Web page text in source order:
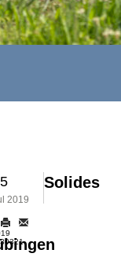
2019
Solides
30321